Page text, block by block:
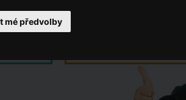
mé předvolby